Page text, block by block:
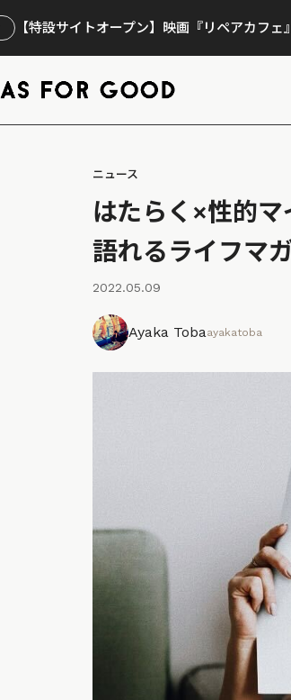
【特設サイトオープン】映画『リペアカフ
ニュース
はたらく×性的
語れるライフマ
2022.05.09
Ayaka Tobaayakatoba